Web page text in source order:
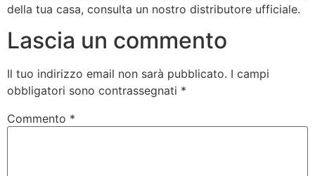
della tua casa, consulta un nostro distributore ufficiale.
Lascia un commento
Il tuo indirizzo email non sarà pubblicato. I campi
obbligatori sono contrassegnati *
Commento *